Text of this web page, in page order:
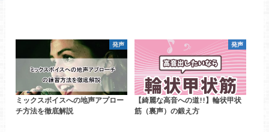
発声
ミックスボイスへの地声アプロー
チ方法を徹底解説
発声
【綺麗な高音への道!!】輪状甲状
筋（裏声）の鍛え方